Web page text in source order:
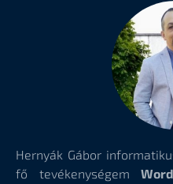
Hernyák Gábor
fő tevékenységem